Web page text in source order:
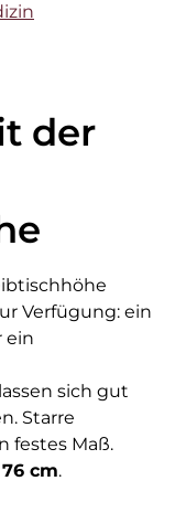
der
Verfügung: ein
ein
sich gut
Starre
festes Maß.
cm.